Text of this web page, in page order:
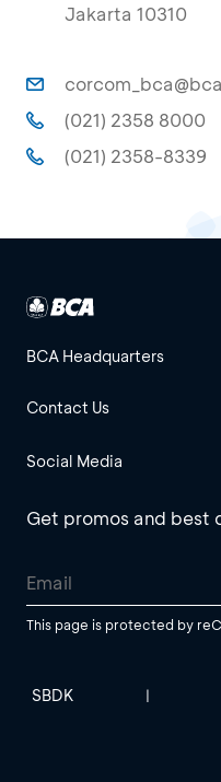
Jakarta 10310
(021) 2358 8000
(021) 2358-8339
BCA Headquarters
Contact Us
Social Media
Get promos and best
This page is protected by
SBDK |